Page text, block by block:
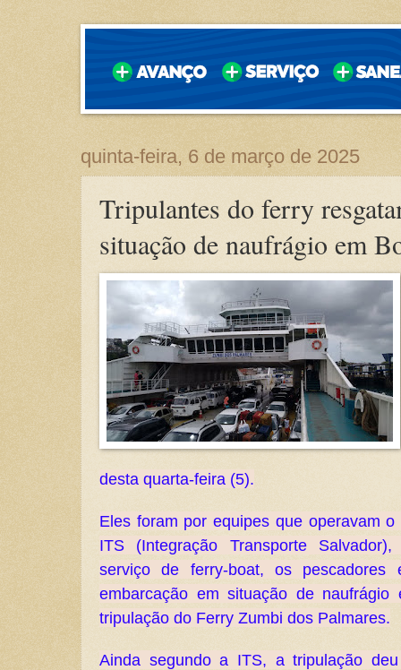
quinta-feira, 6 de março de 2025
Tripulantes do ferry
situação de naufrágio em
desta quarta-feira (5).
Eles foram por equipes que operavam
ITS (Integração Transporte
serviço de ferry-boat, os pescadores
embarcação em situação de
tripulação do Ferry Zumbi dos Palmares.
Ainda segundo a ITS, a tripulação